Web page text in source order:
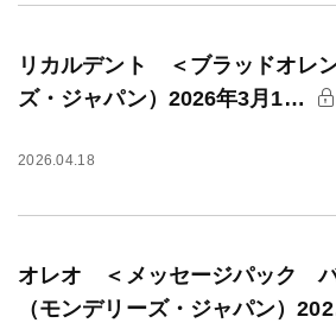
リカルデント ＜ブラッドオレ
ズ・ジャパン）2026年3月1…
2026.04.18
オレオ ＜メッセージパック バ
（モンデリーズ・ジャパン）